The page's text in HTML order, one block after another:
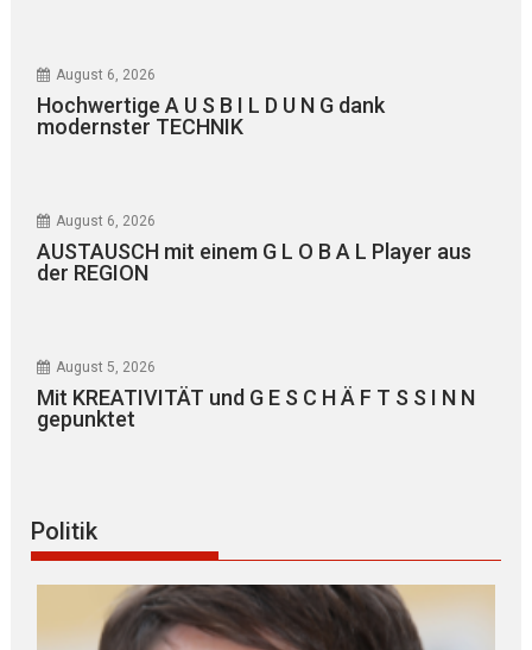
August 6, 2026
Hochwertige A U S B I L D U N G dank
modernster TECHNIK
August 6, 2026
AUSTAUSCH mit einem G L O B A L Player aus
der REGION
August 5, 2026
Mit KREATIVITÄT und G E S C H Ä F T S S I N N
gepunktet
Politik